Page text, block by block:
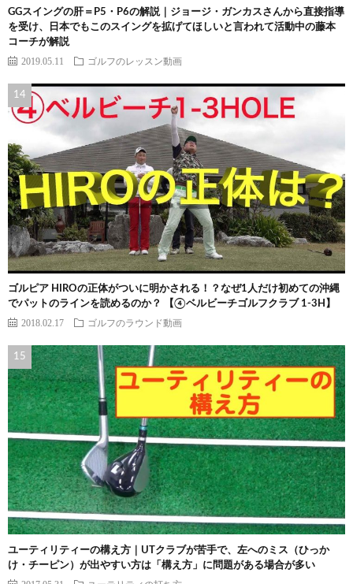
GGスイングの肝＝P5・P6の解説｜ジョージ・ガンカスさんから直接指導
を受け、日本でもこのスイングを拡げてほしいと言われて活動中の藤本
コーチが解説
2019.05.11 ゴルフのレッスン動画
ゴルピア HIROの正体がついに明かされる！？なぜ1人だけ初めての沖縄
でパットのラインを読めるのか？ 【④ベルビーチゴルフクラブ 1-3H】
2018.02.17 ゴルフのラウンド動画
ユーティリティーの構え方｜UTクラブが苦手で、左へのミス（ひっか
け・チーピン）が出やすい方は「構え方」に問題がある場合が多い